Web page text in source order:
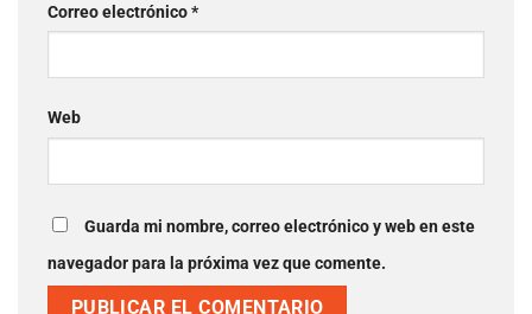
Correo electrónico*
Web
Guarda mi nombre, correo electrónico y web en este
navegador para la próxima vez que comente.